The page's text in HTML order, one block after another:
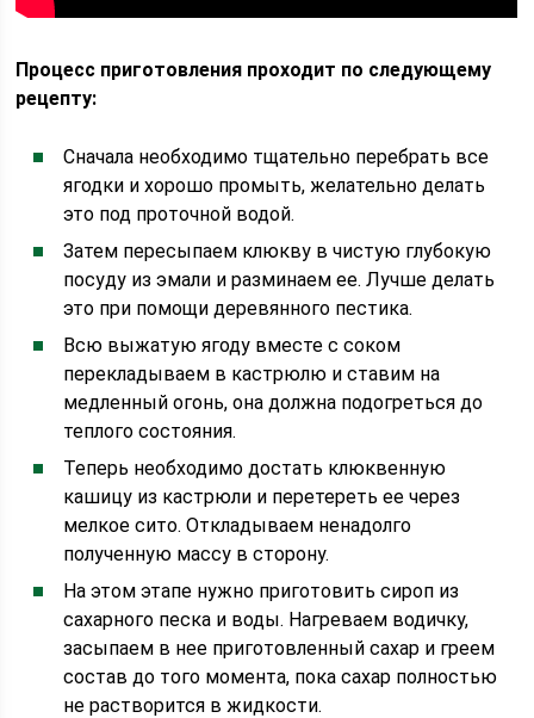
Процесс приготовления проходит по следующему
рецепту:
Сначала необходимо тщательно перебрать все
ягодки и хорошо промыть, желательно делать
это под проточной водой.
Затем пересыпаем клюкву в чистую глубокую
посуду из эмали и разминаем ее. Лучше делать
это при помощи деревянного пестика.
Всю выжатую ягоду вместе с соком
перекладываем в кастрюлю и ставим на
медленный огонь, она должна подогреться до
теплого состояния.
Теперь необходимо достать клюквенную
кашицу из кастрюли и перетереть ее через
мелкое сито. Откладываем ненадолго
полученную массу в сторону.
На этом этапе нужно приготовить сироп из
сахарного песка и воды. Нагреваем водичку,
засыпаем в нее приготовленный сахар и греем
состав до того момента, пока сахар полностью
не растворится в жидкости.